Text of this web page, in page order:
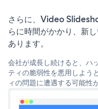
さらに、Video
らに時間がかかり、新
あります。
会社が成長し続けると、ハ
ティの脆弱性を悪用しよう
ィの問題に遭遇する可能性